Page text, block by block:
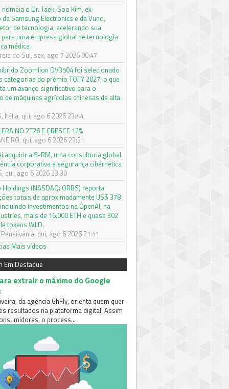
nomeia o Dr. Taek-Soo Kim, ex-
da Samsung Electronics e da Vuno,
de tecnologia, acelerando sua
uma empresa global de tecnologia
médica
do Sul, sex, ago 7 2026 00:47
Zoomlion DV3504 foi selecionado
categorias do prêmio TOTY 2027, o que
um avanço significativo para o
de máquinas agrícolas chinesas de alta
Itália, qui, ago 6 2026 23:44
NO 2T26 E CRESCE 12%
qui, ago 6 2026 23:31
adquirir a S-RM, uma consultoria global
corporativa e segurança cibernética
qui, ago 6 2026 23:30
Holdings (NASDAQ: ORBS) reporta
totais de aproximadamente US$ 378
investimentos na OpenAI, na
mais de 16.000 ETH e quase 302
tokens WLD.
Pensilvânia, qui, ago 6 2026 21:41
Mais vídeos
Em Destaque
extrair o máximo do Google
da agência GhFly, orienta quem quer
resultados na plataforma digital. Assim
o process...